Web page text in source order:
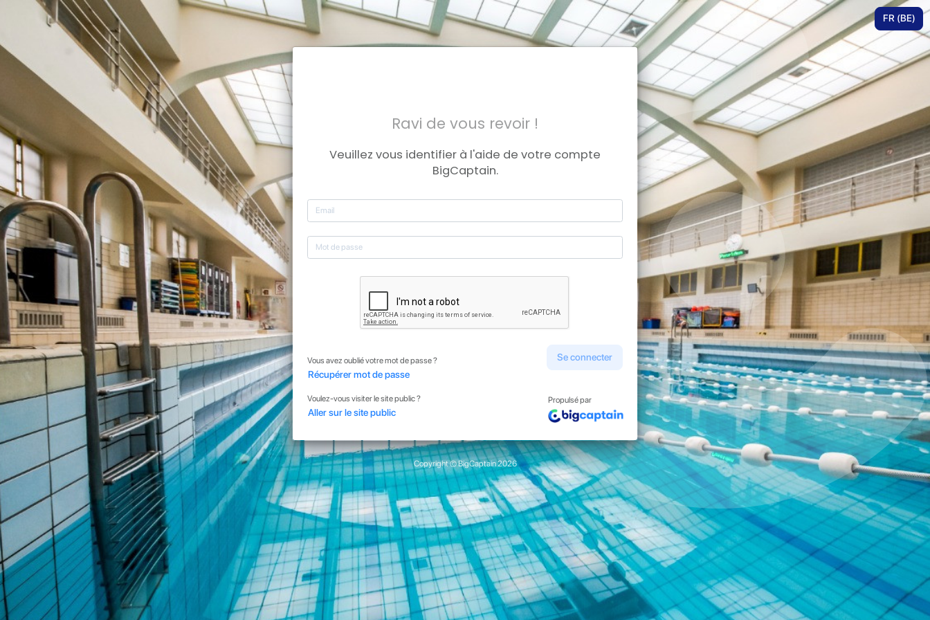
FR (BE)
Ravi de vous revoir !
Veuillez vous identifier à l'aide de votre compte
BigCaptain.
Se connecter
Vous avez oublié votre mot de passe ?
Récupérer mot de passe
Voulez-vous visiter le site public ?
Aller sur le site public
Propulsé par
Copyright © BigCaptain 2026